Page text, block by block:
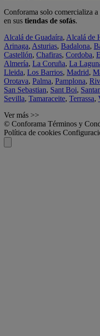
Conforama solo comercializa
en sus tiendas de sofás.
Alcalá de Guadaíra, Alcalá de
Arinaga, Asturias, Badalona,
Castellón, Chafiras, Cordoba,
Almería, La Coruña, La
Lleida, Los Barrios, Madrid,
Orotava, Palma, Pamplona,
San Sebastian, Sant Boi,
Sevilla, Tamaraceite, Terrassa,
Ver más >>
© Conforama Términos y
Política de cookies